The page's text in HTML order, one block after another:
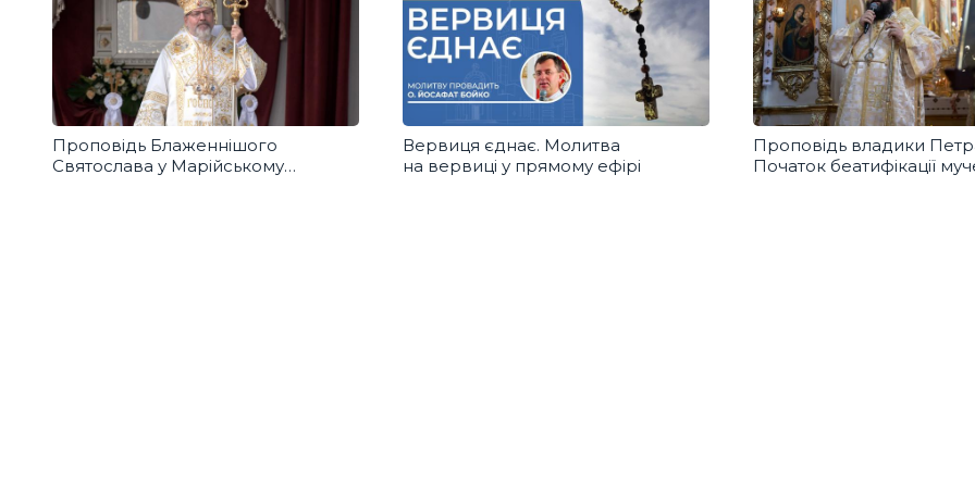
Проповідь Блаженнішого
Святослава у Марійському
Вервиця єднає. Молитва
на вервиці у прямому ефірі
Проповідь владики
Початок беатифікації